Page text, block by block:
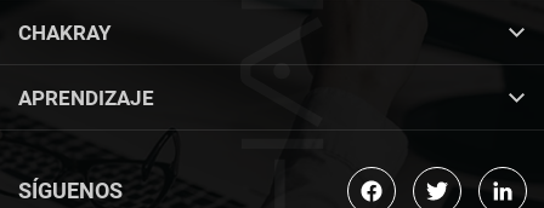
CHAKRAY
APRENDIZAJE
SÍGUENOS